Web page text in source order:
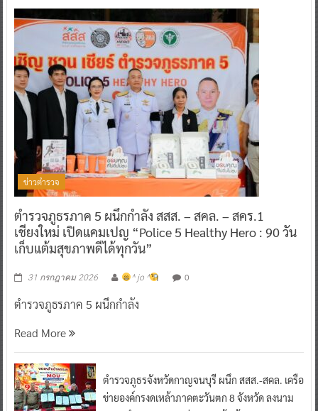
ข่าวตำรวจ
ตำรวจภูธรภาค 5 ผนึกกำลัง สสส. – สคล. – สคร.1
เชียงใหม่ เปิดแคมเปญ “Police 5 Healthy Hero : 90 วัน
เก็บแต้มสุขภาพดีได้ทุกวัน”
31 กรกฎาคม 2026 ^ jo ^ 0
ตำรวจภูธรภาค 5 ผนึกกำลัง
Read More
ตำรวจภูธรจังหวัดกาญจนบุรี ผนึก สสส.-สคล. เครือ
ข่ายองค์กรงดเหล้าภาคตะวันตก 8 จังหวัด ลงนาม